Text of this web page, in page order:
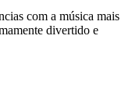
com a música mais
divertido e